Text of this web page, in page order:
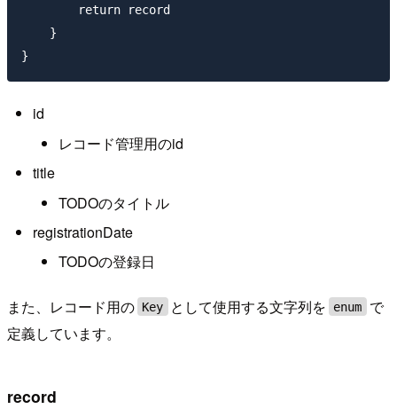
        return record
    }
id
レコード管理用のid
title
TODOのタイトル
registrationDate
TODOの登録日
また、レコード用の Key として使用する文字列を enum
で
定義しています。
record